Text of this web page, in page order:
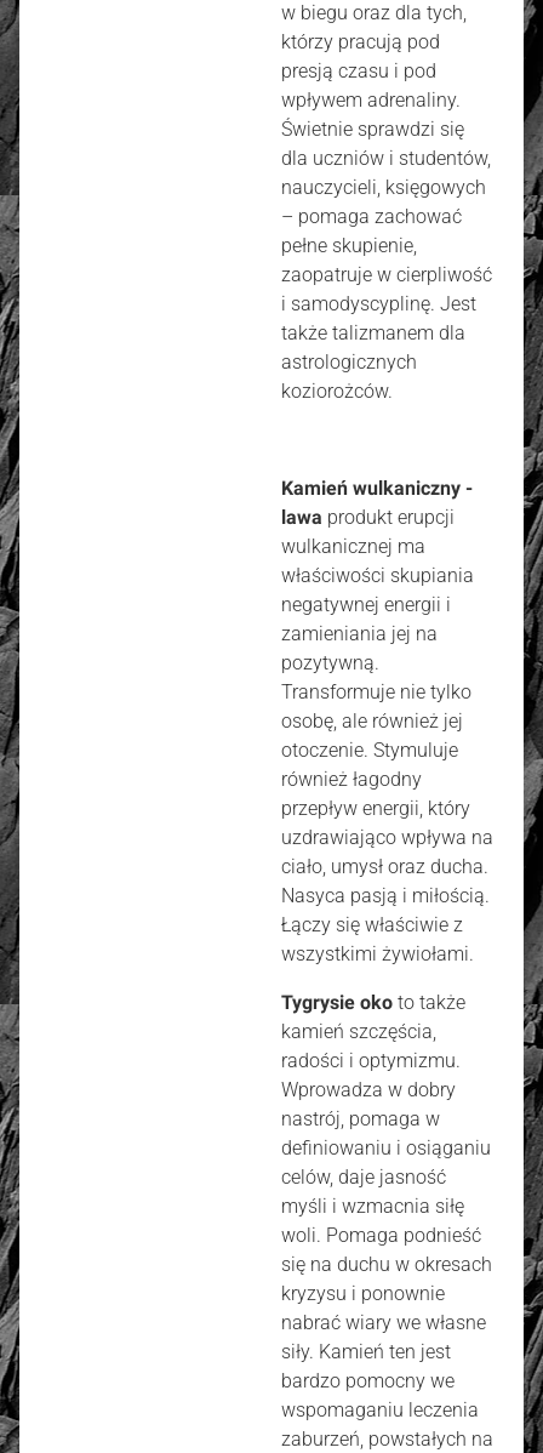
w biegu oraz dla tych,
którzy pracują pod
presją czasu i pod
wpływem adrenaliny.
Świetnie sprawdzi się
dla uczniów i studentów,
nauczycieli, księgowych
– pomaga zachować
pełne skupienie,
zaopatruje w cierpliwość
i samodyscyplinę. Jest
także talizmanem dla
astrologicznych
koziorożców.
Kamień wulkaniczny -
lawa produkt erupcji
wulkanicznej ma
właściwości skupiania
negatywnej energii i
zamieniania jej na
pozytywną.
Transformuje nie tylko
osobę, ale również jej
otoczenie. Stymuluje
również łagodny
przepływ energii, który
uzdrawiająco wpływa na
ciało, umysł oraz ducha.
Nasyca pasją i miłością.
Łączy się właściwie z
wszystkimi żywiołami.
Tygrysie oko to także
kamień szczęścia,
radości i optymizmu.
Wprowadza w dobry
nastrój, pomaga w
definiowaniu i osiąganiu
celów, daje jasność
myśli i wzmacnia siłę
woli. Pomaga podnieść
się na duchu w okresach
kryzysu i ponownie
nabrać wiary we własne
siły. Kamień ten jest
bardzo pomocny we
wspomaganiu leczenia
zaburzeń, powstałych na